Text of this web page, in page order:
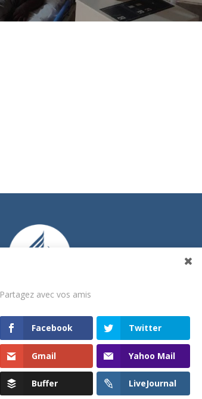
Partagez avec vos amis
Facebook Twitter
Gmail Yahoo Mail
Buffer LiveJournal